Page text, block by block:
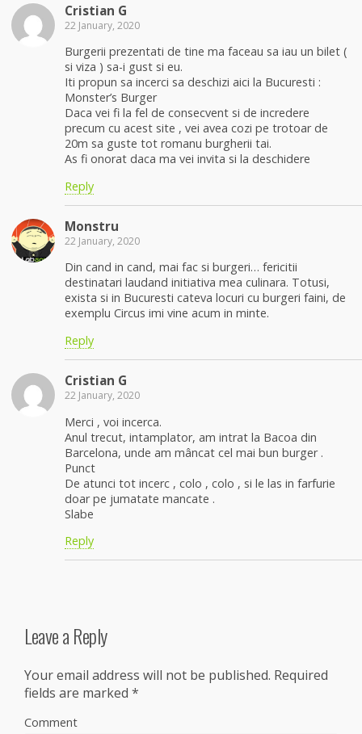
Cristian G
22 January, 2020
Burgerii prezentati de tine ma faceau sa iau un bilet (
si viza ) sa-i gust si eu.
Iti propun sa incerci sa deschizi aici la Bucuresti :
Monster’s Burger
Daca vei fi la fel de consecvent si de incredere
precum cu acest site , vei avea cozi pe trotoar de
20m sa guste tot romanu burgherii tai.
As fi onorat daca ma vei invita si la deschidere
Reply
Monstru
22 January, 2020
Din cand in cand, mai fac si burgeri… fericitii
destinatari laudand initiativa mea culinara. Totusi,
exista si in Bucuresti cateva locuri cu burgeri faini, de
exemplu Circus imi vine acum in minte.
Reply
Cristian G
22 January, 2020
Merci , voi incerca.
Anul trecut, intamplator, am intrat la Bacoa din
Barcelona, unde am mâncat cel mai bun burger .
Punct
De atunci tot incerc , colo , colo , si le las in farfurie
doar pe jumatate mancate .
Slabe
Reply
Leave a Reply
Your email address will not be published. Required
fields are marked *
Comment